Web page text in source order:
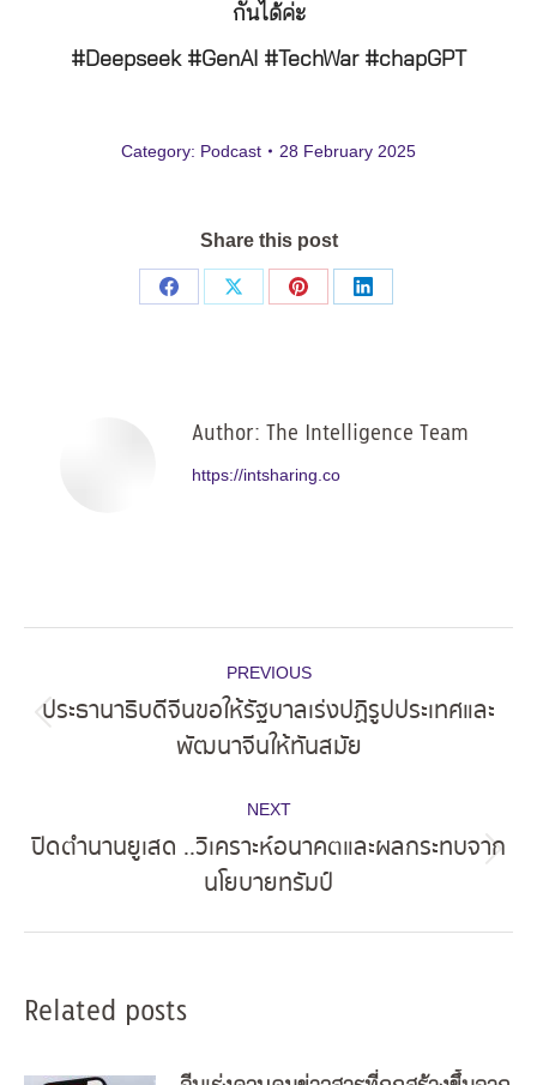
กันได้ค่ะ
#Deepseek #GenAI #TechWar #chapGPT
Category: Podcast 28 February 2025
Share this post
Share
Share
Share
Share
Author: The Intelligence Team
https://intsharing.co
navigation
PREVIOUS
Previous
post:
ประธานาธิบดีจีนขอให้รัฐบาลเร่งปฏิรูปประเทศและ
พัฒนาจีนให้ทันสมัย
NEXT
post:
ปิดตำนานยูเสด ..วิเคราะห์อนาคตและผลกระทบจาก
นโยบายทรัมป์
Related posts